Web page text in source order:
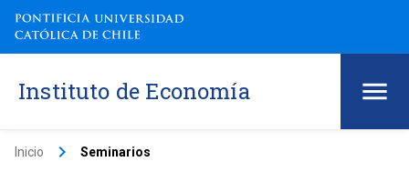
Instituto de Economía
Inicio keyboard_arrow_right Seminarios